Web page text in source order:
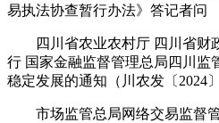
易执法协查暂行办法》答记者问
四川省农业农村厅 四川省财
行 国家金融监督管理总局四川监
稳定发展的通知（川农发〔2024〕
市场监管总局网络交易监督管